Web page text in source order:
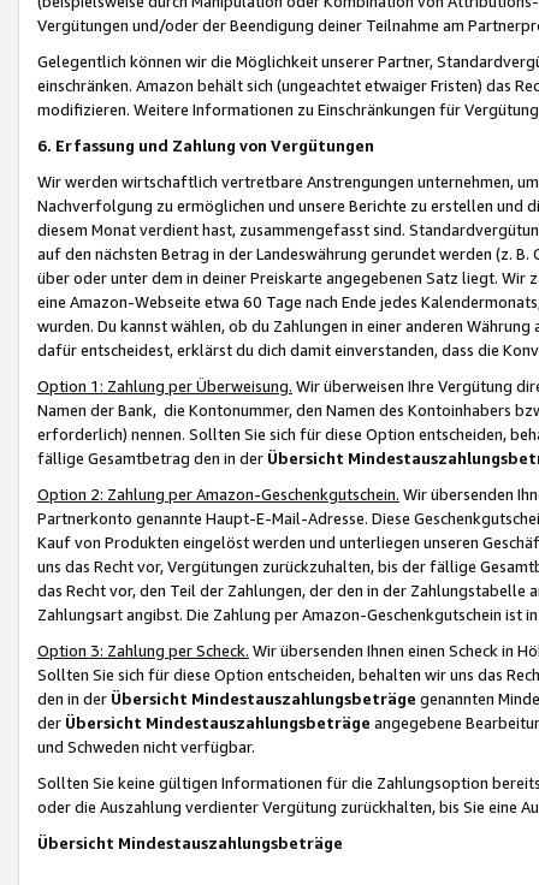
Vergütungen und/oder der Beendigung deiner Teilnahme am
Gelegentlich können wir die Möglichkeit unserer Partner,
einschränken. Amazon behält sich (ungeachtet etwaiger Fristen) das
modifizieren. Weitere Informationen zu Einschränkungen für
6. Erfassung und Zahlung von Vergütungen
Wir werden wirtschaftlich vertretbare Anstrengungen unternehmen,
Nachverfolgung zu ermöglichen und unsere Berichte zu erstellen und
diesem Monat verdient hast, zusammengefasst sind.
auf den nächsten Betrag in der Landeswährung gerundet werden (z.
über oder unter dem in deiner Preiskarte angegebenen Satz liegt.
eine Amazon-Webseite etwa 60 Tage nach Ende jedes
wurden. Du kannst wählen, ob du Zahlungen in einer anderen
dafür entscheidest, erklärst du dich damit einverstanden, dass die
Option 1: Zahlung per Überweisung. Wir überweisen Ihre Vergütung
Namen der Bank, die Kontonummer, den Namen des Kontoinhabers
erforderlich) nennen. Sollten Sie sich für diese Option entscheiden,
fällige Gesamtbetrag den in der Übersicht
Option 2: Zahlung per Amazon-Geschenkgutschein. Wir übersenden
Partnerkonto genannte Haupt-E-Mail-Adresse. Diese
Kauf von Produkten eingelöst werden und unterliegen unseren
uns das Recht vor, Vergütungen zurückzuhalten, bis der fällige
das Recht vor, den Teil der Zahlungen, der den in der
Zahlungsart angibst. Die Zahlung per Amazon-Geschenkgutschein ist
Option 3: Zahlung per Scheck. Wir übersenden Ihnen einen Scheck in
Sollten Sie sich für diese Option entscheiden, behalten wir uns das
den in der Übersicht Mindestauszahlungsbeträge genannten
der Übersicht Mindestauszahlungsbeträge angegebene
und Schweden nicht verfügbar.
Sollten Sie keine gültigen Informationen für die Zahlungsoption
oder die Auszahlung verdienter Vergütung zurückhalten, bis Sie
Übersicht Mindestauszahlungsbeträge